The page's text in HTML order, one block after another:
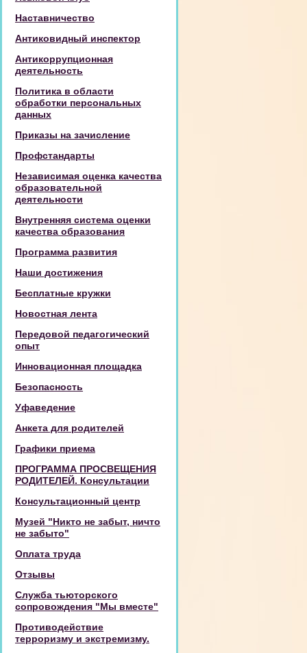
Наставничество
Антиковидный инспектор
Антикоррупционная
деятельность
Политика в области
обработки персональных
данных
Приказы на зачисление
Профстандарты
Независимая оценка качества
образовательной
деятельности
Внутренняя система оценки
качества образования
Программа развития
Наши достижения
Бесплатные кружки
Новостная лента
Передовой педагогический
опыт
Инновационная площадка
Безопасность
Уфаведение
Анкета для родителей
Графики приема
ПРОГРАММА ПРОСВЕЩЕНИЯ
РОДИТЕЛЕЙ. Консультации
Консультационный центр
Музей "Никто не забыт, ничто
не забыто"
Оплата труда
Отзывы
Служба тьюторского
сопровождения "Мы вместе"
Противодействие
терроризму и экстремизму.